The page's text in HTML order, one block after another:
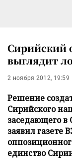
Сирийский
выглядит
2 ноября 2012, 19:59
Решение
Сирийского
заседающего
заявил газете
единство